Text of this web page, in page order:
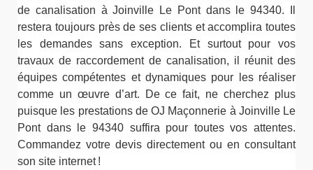
de canalisation à Joinville Le Pont dans le 94340. Il
restera toujours près de ses clients et accomplira toutes
les demandes sans exception. Et surtout pour vos
travaux de raccordement de canalisation, il réunit des
équipes compétentes et dynamiques pour les réaliser
comme un œuvre d’art. De ce fait, ne cherchez plus
puisque les prestations de OJ Maçonnerie à Joinville Le
Pont dans le 94340 suffira pour toutes vos attentes.
Commandez votre devis directement ou en consultant
son site internet !